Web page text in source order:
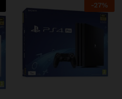
-27%